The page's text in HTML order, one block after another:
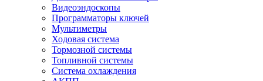
Видеоэндоскопы
Программаторы ключей
Мультиметры
Ходовая система
Тормозной системы
Топливной системы
Система охлаждения